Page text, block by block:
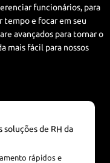
funcionários, para
tempo e focar em seu
avançados para tornar o
mais fácil para nossos
de RH da
rápidos e